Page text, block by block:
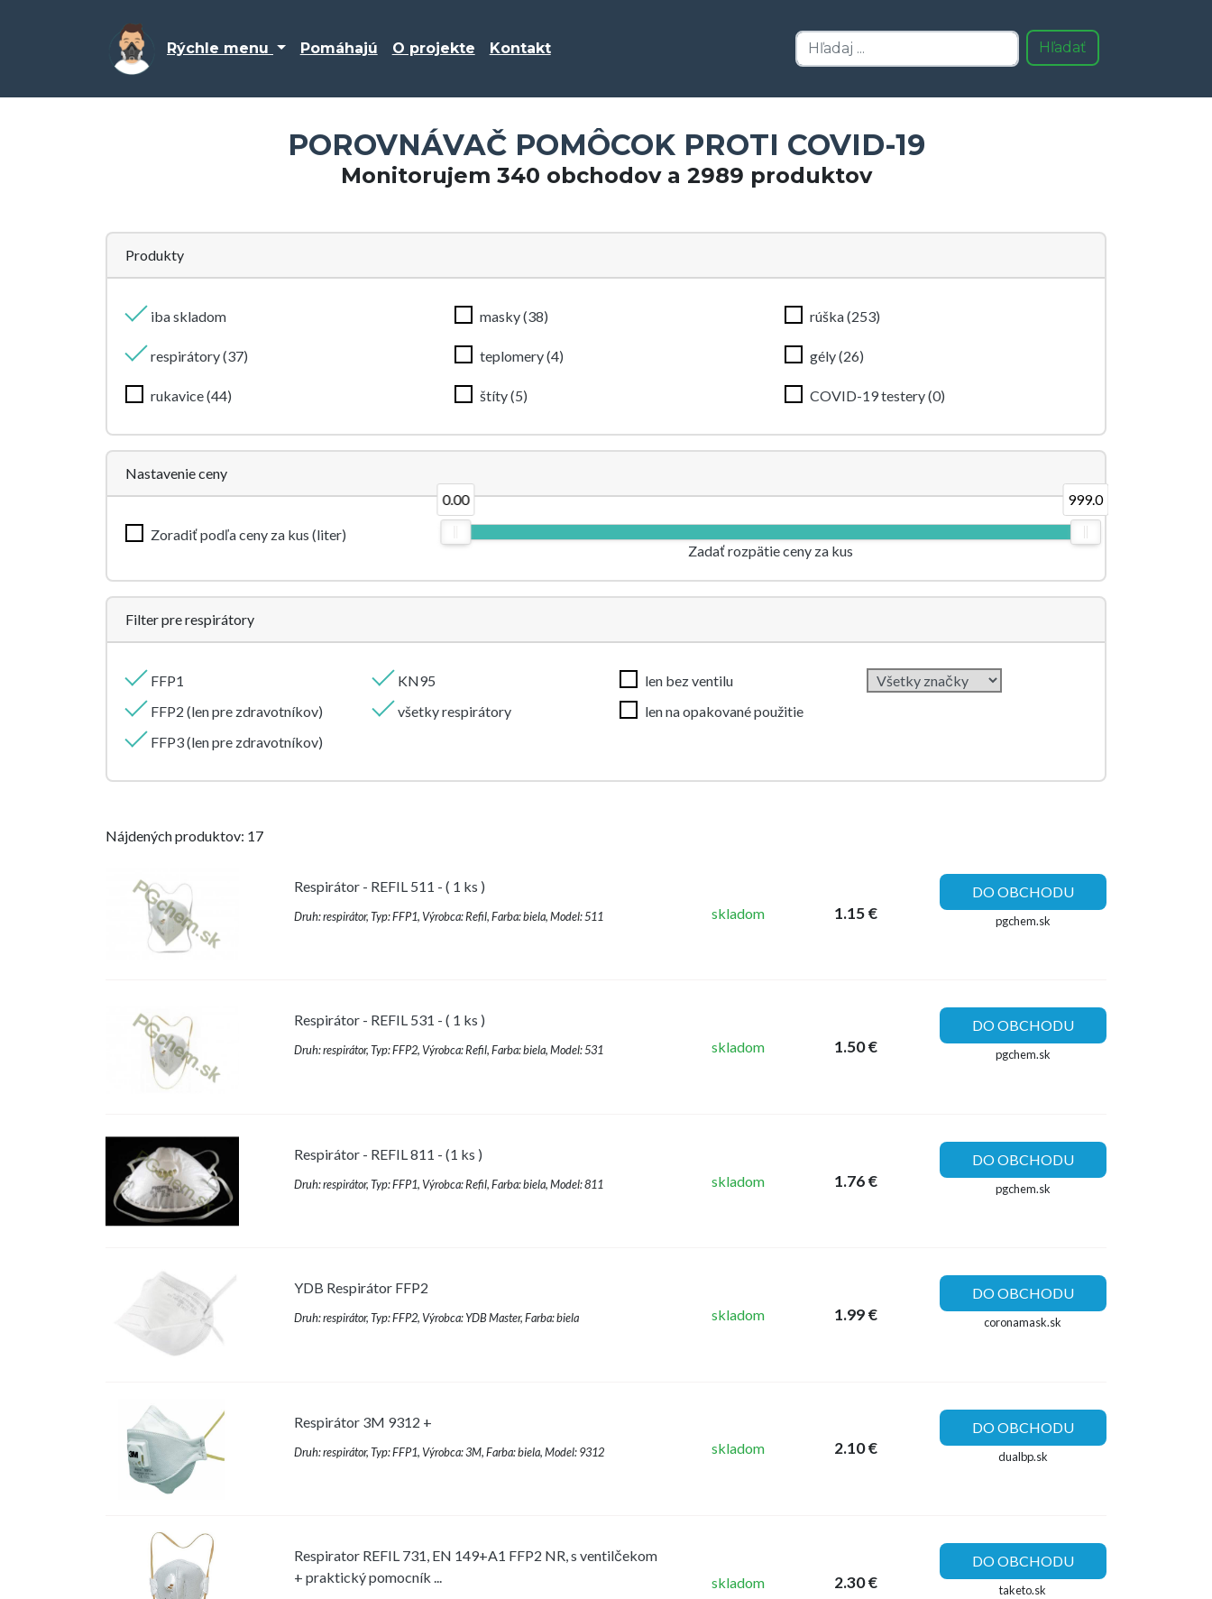
Rýchle menu Pomáhajú O projekte Kontakt Hľadať
POROVNÁVAČ POMÔCOK PROTI COVID-19
Monitorujem 340 obchodov a 2989 produktov
Produkty
iba skladom masky (38) rúška (253)
respirátory (37) teplomery (4) gély (26)
rukavice (44) štíty (5) COVID-19 testery (0)
Nastavenie ceny
Zoradiť podľa ceny za kus (liter)
0.00 999.0
Zadať rozpätie ceny za kus
Filter pre respirátory
FFP1
FFP2 (len pre zdravotníkov)
FFP3 (len pre zdravotníkov)
KN95
všetky respirátory
len bez ventilu
len na opakované použitie
Nájdených produktov: 17
Respirátor - REFIL 511 - ( 1 ks )
Druh: respirátor, Typ: FFP1, Výrobca: Refil, Farba: biela, Model: 511 skladom 1.15 €
DO OBCHODU
pgchem.sk
Respirátor - REFIL 531 - ( 1 ks )
Druh: respirátor, Typ: FFP2, Výrobca: Refil, Farba: biela, Model: 531 skladom 1.50 €
DO OBCHODU
pgchem.sk
Respirátor - REFIL 811 - (1 ks )
Druh: respirátor, Typ: FFP1, Výrobca: Refil, Farba: biela, Model: 811 skladom 1.76 €
DO OBCHODU
pgchem.sk
YDB Respirátor FFP2
Druh: respirátor, Typ: FFP2, Výrobca: YDB Master, Farba: biela skladom 1.99 €
DO OBCHODU
coronamask.sk
Respirátor 3M 9312 +
Druh: respirátor, Typ: FFP1, Výrobca: 3M, Farba: biela, Model: 9312 skladom 2.10 €
DO OBCHODU
dualbp.sk
Respirator REFIL 731, EN 149+A1 FFP2 NR, s ventilčekom
+ praktický pomocník ...
skladom 2.30 €
DO OBCHODU
taketo.sk